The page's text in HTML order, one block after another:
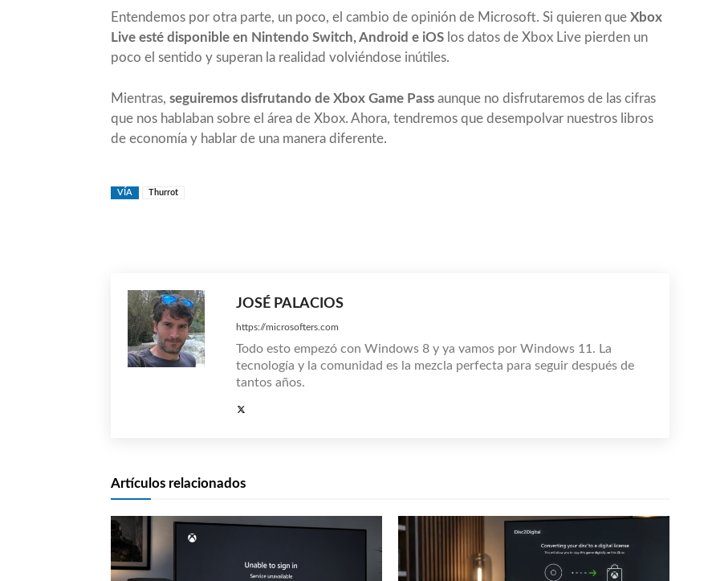
Entendemos por otra parte, un poco, el cambio de opinión de Microsoft. Si quieren que Xbox
Live esté disponible en Nintendo Switch, Android e iOS los datos de Xbox Live pierden un
poco el sentido y superan la realidad volviéndose inútiles.
Mientras, seguiremos disfrutando de Xbox Game Pass aunque no disfrutaremos de las cifras
que nos hablaban sobre el área de Xbox. Ahora, tendremos que desempolvar nuestros libros
de economía y hablar de una manera diferente.
VÍA Thurrot
JOSÉ PALACIOS
https://microsofters.com
Todo esto empezó con Windows 8 y ya vamos por Windows 11. La
tecnología y la comunidad es la mezcla perfecta para seguir después de
tantos años.
Artículos relacionados